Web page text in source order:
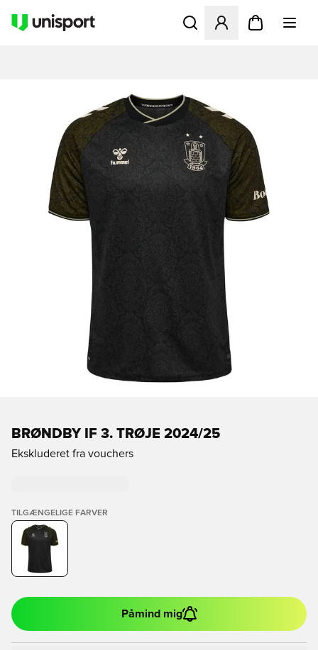
Åbner en Modal til at
BRØNDBY IF 3. TRØJE 2024/25
Ekskluderet fra vouchers
TILGÆNGELIGE FARVER
Påmind mig